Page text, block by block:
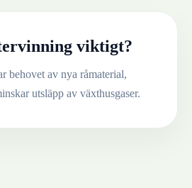
viktigt?
behovet av nya råmaterial,
utsläpp av växthusgaser.